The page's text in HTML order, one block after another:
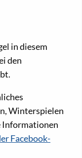
in diesem
den
Winterspielen
Informationen
Facebook-